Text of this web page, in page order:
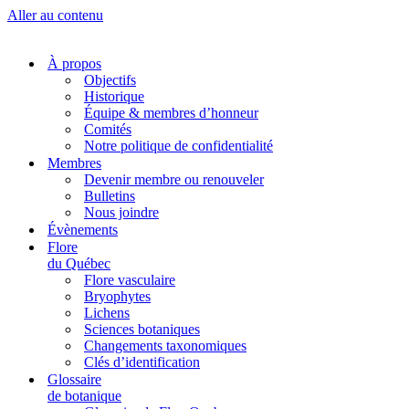
Aller au contenu
À propos
Objectifs
Historique
Équipe & membres d’honneur
Comités
Notre politique de confidentialité
Membres
Devenir membre ou renouveler
Bulletins
Nous joindre
Évènements
Flore
du Québec
Flore vasculaire
Bryophytes
Lichens
Sciences botaniques
Changements taxonomiques
Clés d’identification
Glossaire
de botanique